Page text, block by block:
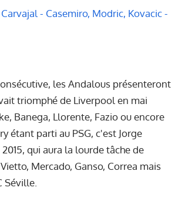
- Casemiro, Modric, Kovacic -
les Andalous présenteront
triomphé de Liverpool en mai
Banega, Llorente, Fazio ou encore
étant parti au PSG, c'est Jorge
qui aura la lourde tâche de
Mercado, Ganso, Correa mais
Séville.